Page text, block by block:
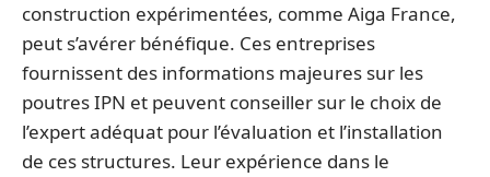
construction expérimentées, comme Aiga France,
peut s’avérer bénéfique. Ces entreprises
fournissent des informations majeures sur les
poutres IPN et peuvent conseiller sur le choix de
l’expert adéquat pour l’évaluation et l’installation
de ces structures. Leur expérience dans le